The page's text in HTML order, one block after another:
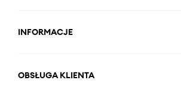
INFORMACJE
OBSŁUGA KLIENTA